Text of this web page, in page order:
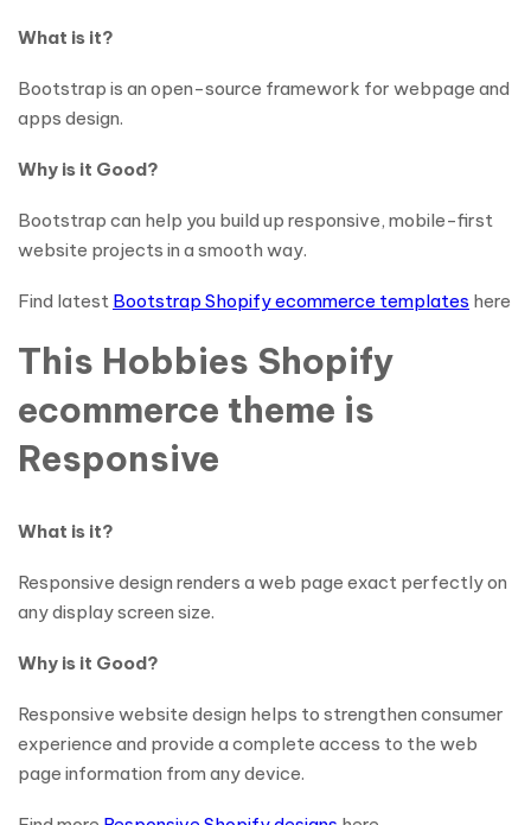
What is it?
Bootstrap is an open-source framework for webpage and
apps design.
Why is it Good?
Bootstrap can help you build up responsive, mobile-first
website projects in a smooth way.
Find latest Bootstrap Shopify ecommerce templates here
This Hobbies Shopify
ecommerce theme is
Responsive
What is it?
Responsive design renders a web page exact perfectly on
any display screen size.
Why is it Good?
Responsive website design helps to strengthen consumer
experience and provide a complete access to the web
page information from any device.